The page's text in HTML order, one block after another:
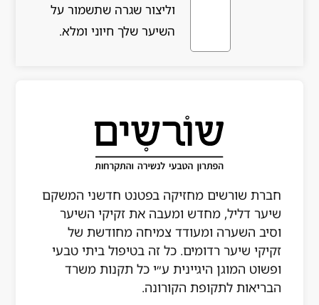
וליצור שגרה שתשמור על
השיער שלך חיוני ומלא.
חברת שורשים מחזיקה בפטנט חדשני המשקם
שיער דליל, מחדש ומעבה את זקיקי השיער
וסיב השערה ומעודד צמיחה מחודשת של
זקיקי שיער רדומים. כל זה בטיפול ביתי טבעי
ופשוט המוגן היגיינית ע״י כל תקנות משרד
הבריאות לתקופת הקורונה.